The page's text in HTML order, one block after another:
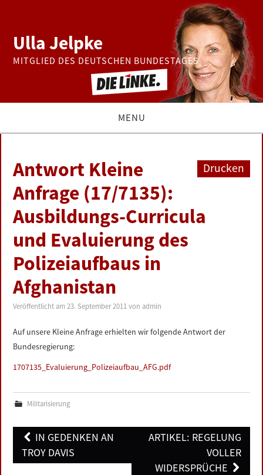
Ulla Jelpke
MITGLIED DES DEUTSCHEN BUNDESTAGES
MENU
BUNDESTAG
PRESSE
ZUR PERSON
LINKS
DATENSCHUTZERKLÄRUNG
IMPRESSUM
Drucken
Antwort Kleine
Anfrage (17/7135):
Ausbildungs-Curricula
und Evaluierung des
Polizeiaufbaus in
Afghanistan
Veröffentlicht am23. September 2011 vonadmin
Auf unsere Kleine Anfrage erhielten wir folgende Antwort der
Bundesregierung:
1707135_Evaluierung_Polizeiaufbau_AFG.pdf
Militarisierung
Post
navigation
IN GEDENKEN AN
TROY DAVIS
ARTIKEL: REGELUNG
VOLLER
WIDERSPRÜCHE